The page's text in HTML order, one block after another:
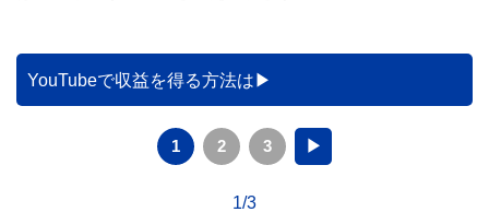
YouTubeで収益を得る方法は
1 2 3 ▶
1/3